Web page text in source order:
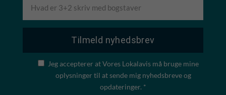
Jeg accepterer at Vores Lokalavis må bruge mine
oplysninger til at sende mig nyhedsbreve og
opdateringer. *